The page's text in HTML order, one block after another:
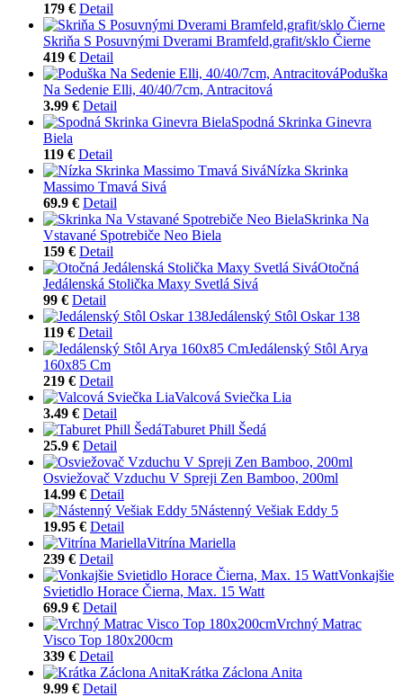
179 € Detail
Skriňa S Posuvnými Dverami Bramfeld,grafit/sklo Čierne
419 € Detail
Poduška
Na Sedenie Elli, 40/40/7cm, Antracitová
3.99 € Detail
Spodná Skrinka Ginevra
Biela
119 € Detail
Nízka Skrinka
Massimo Tmavá Sivá
69.9 € Detail
Skrinka Na
Vstavané Spotrebiče Neo Biela
159 € Detail
Otočná
Jedálenská Stolička Maxy Svetlá Sivá
99 € Detail
Jedálenský Stôl Oskar 138
119 € Detail
Jedálenský Stôl Arya
160x85 Cm
219 € Detail
Valcová Sviečka Lia
3.49 € Detail
Taburet Phill Šedá
25.9 € Detail
Osviežovač Vzduchu V Spreji Zen Bamboo, 200ml
14.99 € Detail
Nástenný Vešiak Eddy 5
19.95 € Detail
Vitrína Mariella
239 € Detail
Vonkajšie
Svietidlo Horace Čierna, Max. 15 Watt
69.9 € Detail
Vrchný Matrac
Visco Top 180x200cm
339 € Detail
Krátka Záclona Anita
9.99 € Detail